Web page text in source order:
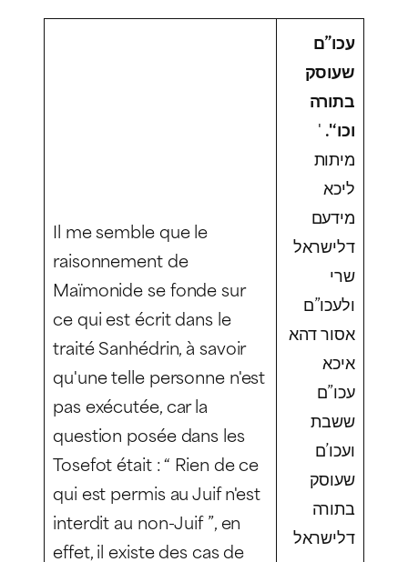
Il me semble que le
raisonnement de
Maïmonide se fonde sur
ce qui est écrit dans le
traité Sanhédrin, à savoir
qu'une telle personne n'est
pas exécutée, car la
question posée dans les
Tosefot était : “ Rien de ce
qui est permis au Juif n'est
interdit au non-Juif ”, en
effet, il existe des cas de
עכו”ם
שעוסק
בתורה
וכו‘'.
'
מיתות
ליכא
מידעם
דלישראל
שרי
ולעכו”ם
אסור דהא
איכא
עכו”ם
ששבת
ועכו’ם
שעוסק
בתורה
דלישראל